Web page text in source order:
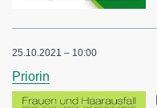
25.10.2021 – 10:00
Priorin